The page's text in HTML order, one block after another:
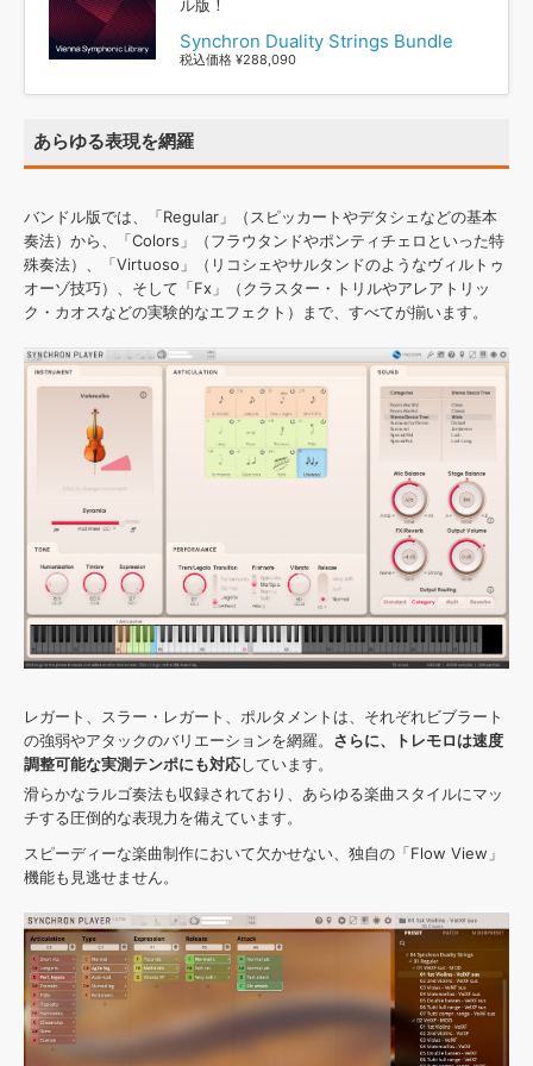
ル版！
Synchron Duality Strings Bundle
税込価格 ¥288,090
あらゆる表現を網羅
バンドル版では、「Regular」（スピッカートやデタシェなどの基本
奏法）から、「Colors」（フラウタンドやポンティチェロといった特
殊奏法）、「Virtuoso」（リコシェやサルタンドのようなヴィルトゥ
オーゾ技巧）、そして「Fx」（クラスター・トリルやアレアトリッ
ク・カオスなどの実験的なエフェクト）まで、すべてが揃います。
レガート、スラー・レガート、ポルタメントは、それぞれビブラート
の強弱やアタックのバリエーションを網羅。 さらに、トレモロは速度
調整可能な実測テンポにも対応しています。
滑らかなラルゴ奏法も収録されており、あらゆる楽曲スタイルにマッ
チする圧倒的な表現力を備えています。
スピーディーな楽曲制作において欠かせない、独自の「Flow View」
機能も見逃せません。